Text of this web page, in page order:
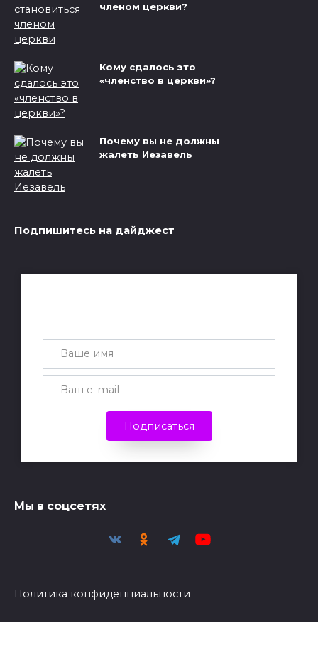
членом церкви?
Кому сдалось это
«членство в церкви»?
Почему вы не должны
жалеть Иезавель
Подпишитесь на дайджест
Подписаться
Мы в соцсетях
Политика конфиденциальности